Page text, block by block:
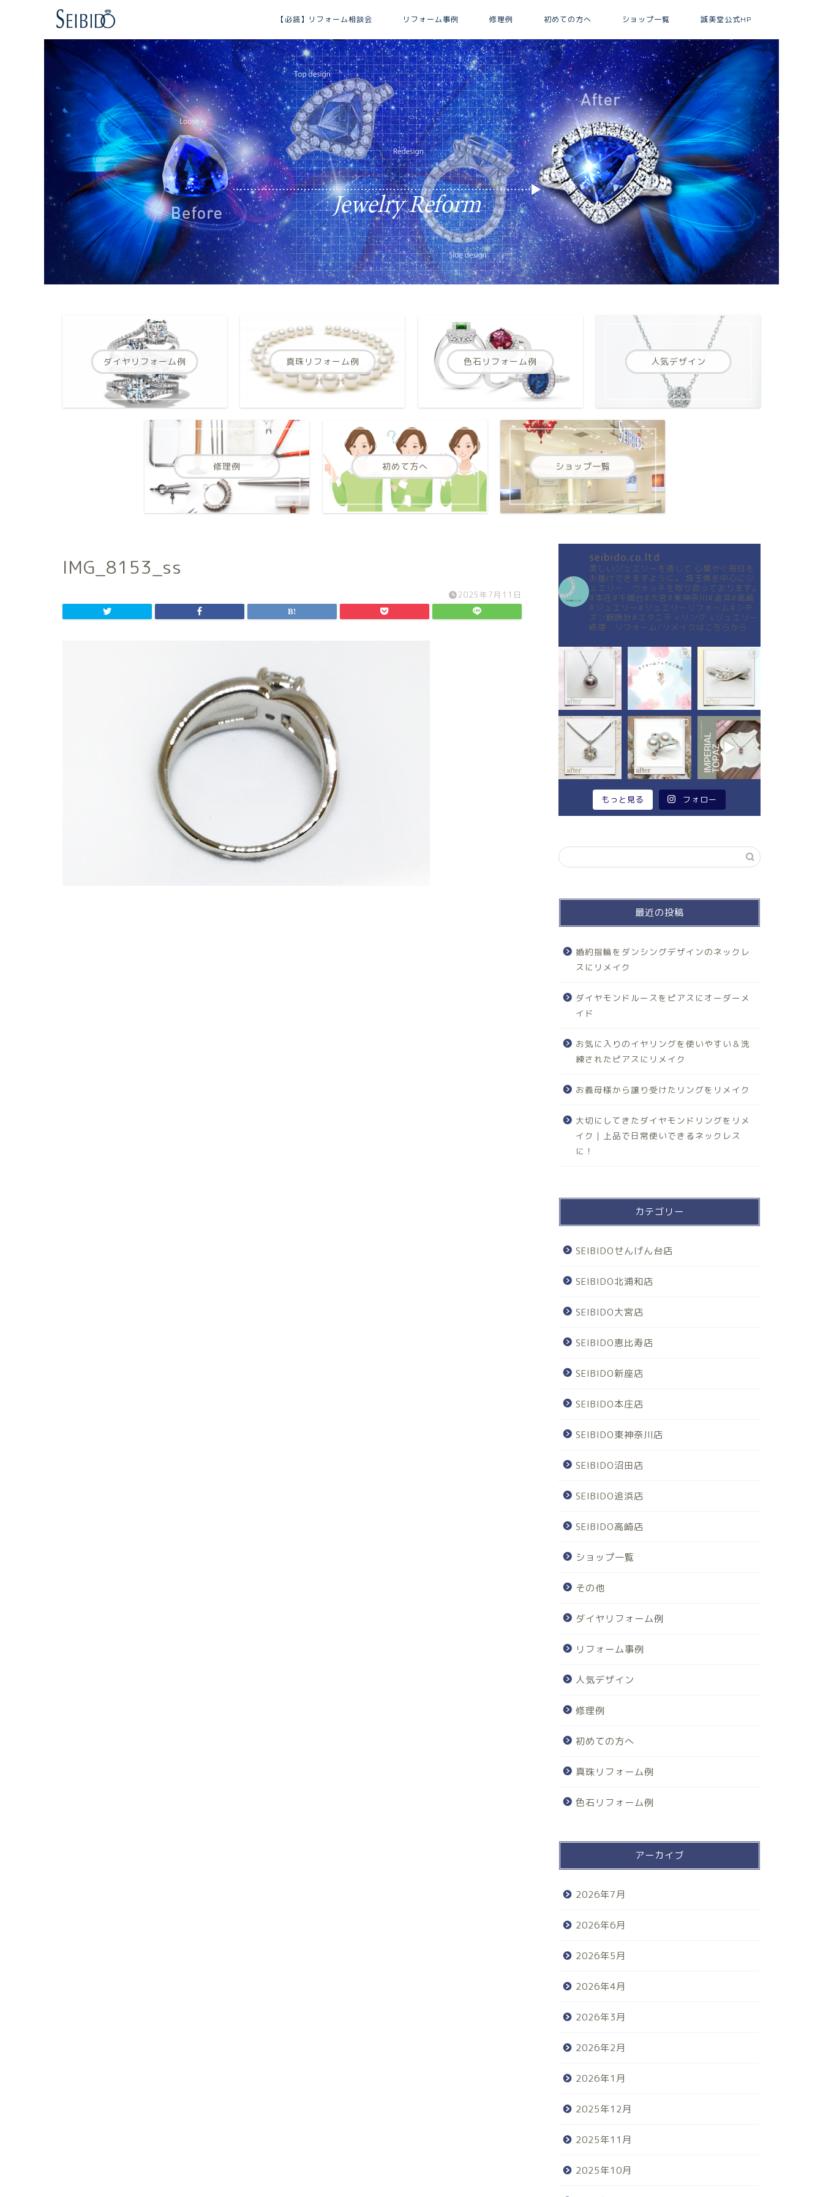
【必読】リフォーム相談会 リフォーム事例 修理例 初めての方へ ショップ一覧 誠美堂公式HP
ダイヤリフォーム例 真珠リフォーム例 色石リフォーム例 人気デザイン
修理例 初めて方へ ショップ一覧
IMG_8153_ss
2025年7月11日
seibido.co.ltd
美しいジュエリーを通して 心華やぐ毎日を
お届けできますように。
埼玉県を中心にジ
ュエリー・ウォッチを取り扱っております。
#本庄#千間台#大宮#東神奈川#追浜#高崎
#ジュエリー#ジュエリーリフォーム#シチ
ズン腕時計#エタニティリング ↓ジュエリー
修理・リフォーム/リメイクはこちらから
もっと見る フォロー
最近の投稿
婚約指輪をダンシングデザインのネックレ
スにリメイク
ダイヤモンドルースをピアスにオーダーメ
イド
お気に入りのイヤリングを使いやすい＆洗
練されたピアスにリメイク
お義母様から譲り受けたリングをリメイク
大切にしてきたダイヤモンドリングをリメ
イク｜上品で日常使いできるネックレス
に！
カテゴリー
SEIBIDOせんげん台店
SEIBIDO北浦和店
SEIBIDO大宮店
SEIBIDO恵比寿店
SEIBIDO新座店
SEIBIDO本庄店
SEIBIDO東神奈川店
SEIBIDO沼田店
SEIBIDO追浜店
SEIBIDO高崎店
ショップ一覧
その他
ダイヤリフォーム例
リフォーム事例
人気デザイン
修理例
初めての方へ
真珠リフォーム例
色石リフォーム例
アーカイブ
2026年7月
2026年6月
2026年5月
2026年4月
2026年3月
2026年2月
2026年1月
2025年12月
2025年11月
2025年10月